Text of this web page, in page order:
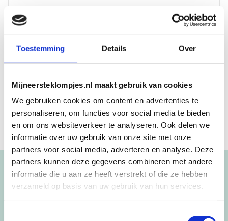
Toestemming Details Over
Mijneersteklompjes.nl maakt gebruik van cookies
We gebruiken cookies om content en advertenties te
personaliseren, om functies voor social media te bieden
en om ons websiteverkeer te analyseren. Ook delen we
informatie over uw gebruik van onze site met onze
partners voor social media, adverteren en analyse. Deze
partners kunnen deze gegevens combineren met andere
informatie die u aan ze heeft verstrekt of die ze hebben
verzameld op basis van uw gebruik van hun services.
Beschrijving Aanvullende informatie
Blijf op de hoogte!
NIEUWSBRIEF